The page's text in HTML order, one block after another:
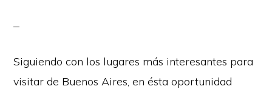
Siguiendo con los lugares más interesantes para
visitar de Buenos Aires, en ésta oportunidad